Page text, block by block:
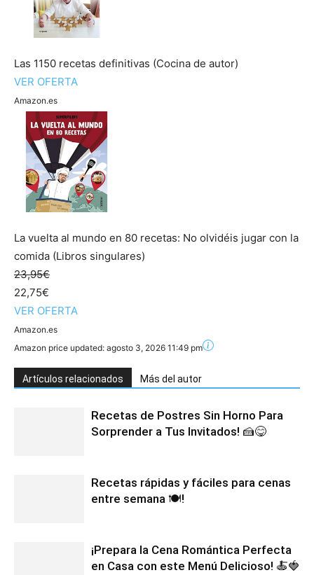
Las 1150 recetas definitivas (Cocina de autor)
VER OFERTA
Amazon.es
La vuelta al mundo en 80 recetas: No olvidéis jugar con la
comida (Libros singulares)
23,95€
22,75€
VER OFERTA
Amazon.es
Amazon price updated: agosto 3, 2026 11:49 pm
Artículos relacionados Más del autor
Recetas de Postres Sin Horno Para
Sorprender a Tus Invitados! 🍰😋
Recetas rápidas y fáciles para cenas
entre semana 🍽️!
¡Prepara la Cena Romántica Perfecta
en Casa con este Menú Delicioso! 🍝🍓